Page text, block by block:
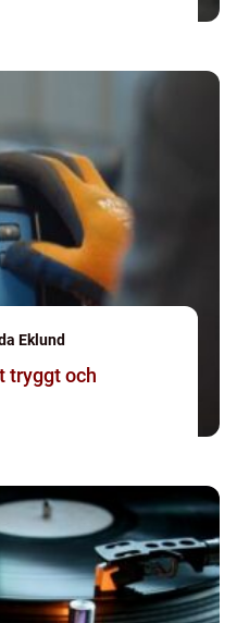
Eklund
tryggt och